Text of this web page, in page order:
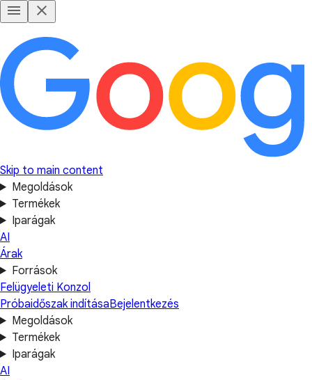
Skip to main content
Megoldások
Termékek
Iparágak
AI
Árak
Források
Felügyeleti Konzol
Próbaidőszak indításaBejelentkezés
Megoldások
Termékek
Iparágak
AI